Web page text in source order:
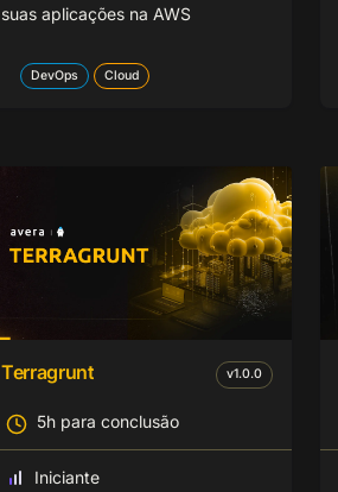
suas aplicações na AWS
DevOps Cloud
Terragrunt v1.0.0
5h para conclusão
Iniciante